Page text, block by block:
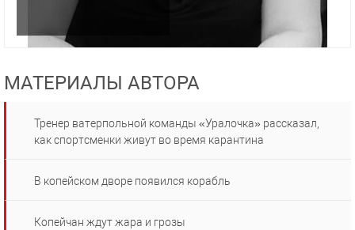
МАТЕРИАЛЫ АВТОРА
Тренер ватерпольной команды «Уралочка» рассказал,
как спортсменки живут во время карантина
В копейском дворе появился корабль
Копейчан ждут жара и грозы